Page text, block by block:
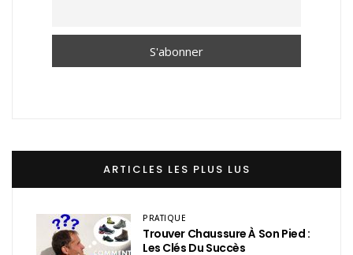
ARTICLES LES PLUS LUS
PRATIQUE
Trouver Chaussure À Son Pied :
Les Clés Du Succès